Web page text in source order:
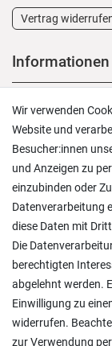
Vertrag
Informationen
Versand und
Rücksendungen
Lieferung in die
Pflegesymbole
Lagerverkauf
Ratgeber & News
Alles wie
Datum
Datum
Wir verwenden
Website und
Besucher:innen
und Anzeigen zu
einzubinden oder
Datenverarbeitung
diese Daten mit
Die
berechtigten
abgelehnt werden.
Einwilligung zu
widerrufen.
zur Verwendung